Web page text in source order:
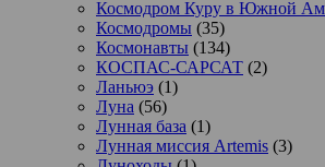
Космодром Куру в Южной
Космодромы (35)
Космонавты (134)
КОСПАС-САРСАТ (2)
Ланьюэ (1)
Луна (56)
Лунная база (1)
Лунная миссия Artemis (3)